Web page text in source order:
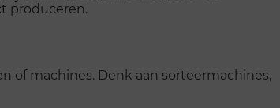
produceren.
of machines. Denk aan sorteermachines,